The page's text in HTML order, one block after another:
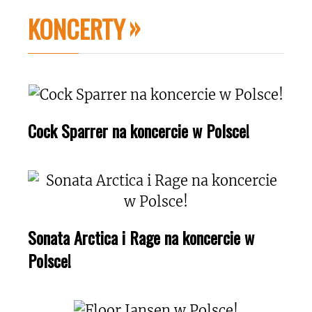
KONCERTY
Cock Sparrer na koncercie w Polsce!
Sonata Arctica i Rage na koncercie w
Polsce!